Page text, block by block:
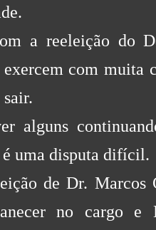
a reeleição do
com muita
alguns
é uma disputa difícil.
de Dr. Marcos
no cargo e